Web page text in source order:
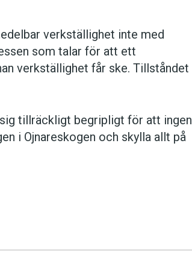
verkställighet inte med
som talar för att ett
verkställighet får ske. Tillståndet
tillräckligt begripligt för att ingen
i Ojnareskogen och skylla allt på